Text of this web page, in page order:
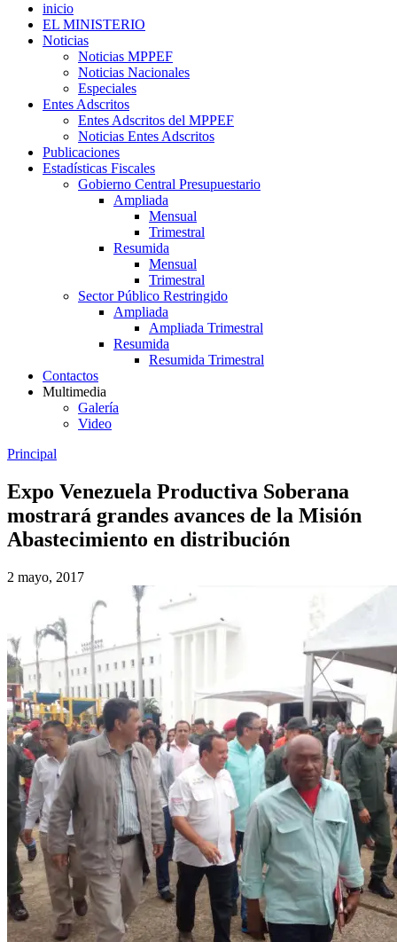
inicio
EL MINISTERIO
Noticias
Noticias MPPEF
Noticias Nacionales
Especiales
Entes Adscritos
Entes Adscritos del MPPEF
Noticias Entes Adscritos
Publicaciones
Estadísticas Fiscales
Gobierno Central Presupuestario
Ampliada
Mensual
Trimestral
Resumida
Mensual
Trimestral
Sector Público Restringido
Ampliada
Ampliada Trimestral
Resumida
Resumida Trimestral
Contactos
Multimedia
Galería
Video
Principal
Expo Venezuela Productiva Soberana
mostrará grandes avances de la Misión
Abastecimiento en distribución
2 mayo, 2017